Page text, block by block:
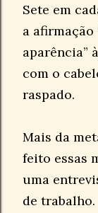
Sete em
a afirmação
aparência”
com o
raspado.
Mais da
feito essas
uma
de trabalho.